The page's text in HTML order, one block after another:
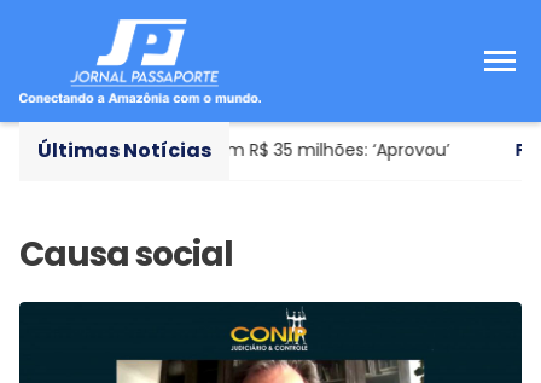
Últimas Notícias
novo avião avaliado em R$ 35 milhões: ‘Aprovou’